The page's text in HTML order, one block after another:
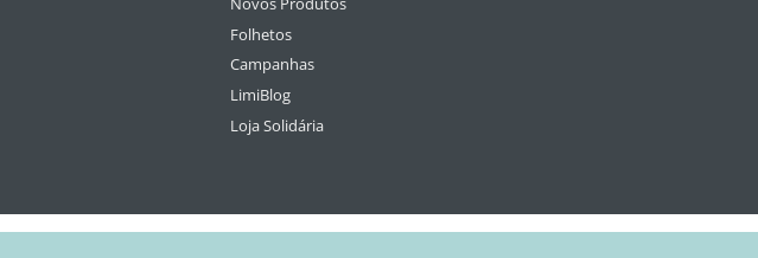
Folhetos
Campanhas
LimiBlog
Loja Solidária